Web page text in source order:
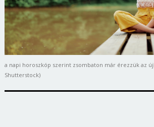
a napi horoszkóp szerint zsombaton már érezzük az
Shutterstock)